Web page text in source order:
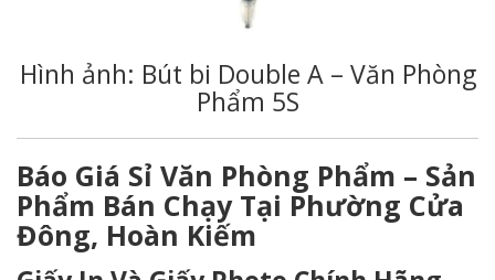
Hình ảnh: Bút bi Double A – Văn Phòng
Phẩm 5S
Báo Giá Sỉ Văn Phòng Phẩm – Sản
Phẩm Bán Chạy Tại Phường Cửa
Đông, Hoàn Kiếm